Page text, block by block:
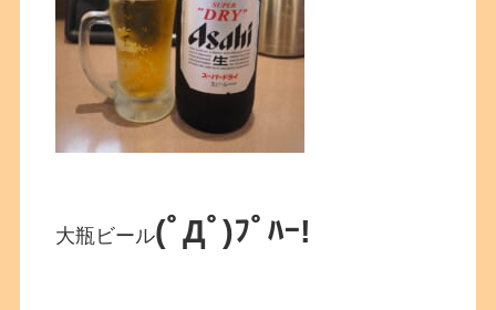
大瓶ビール(ﾟДﾟ)ﾌﾟﾊｰ!